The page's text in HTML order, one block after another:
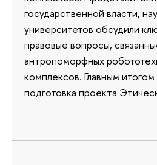
государственной власти,
университетов обсудили
правовые вопросы,
антропоморфных
комплексов. Главным
подготовка проекта